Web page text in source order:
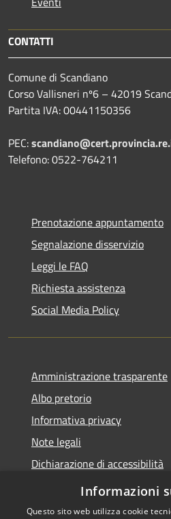
CONTATTI
Comune di Scandiano
Corso Vallisneri nº6 – 42019
Partita IVA: 00441150356
PEC:
Telefono: 0522-764211
Prenotazione appuntamento
Segnalazione disservizio
Leggi le FAQ
Richiesta assistenza
Social Media Policy
Amministrazione trasparente
Albo pretorio
Informativa privacy
Note legali
Dichiarazione di accessibilità
Piano di miglioramento del
Informazioni
Questo sito web utilizza cookie